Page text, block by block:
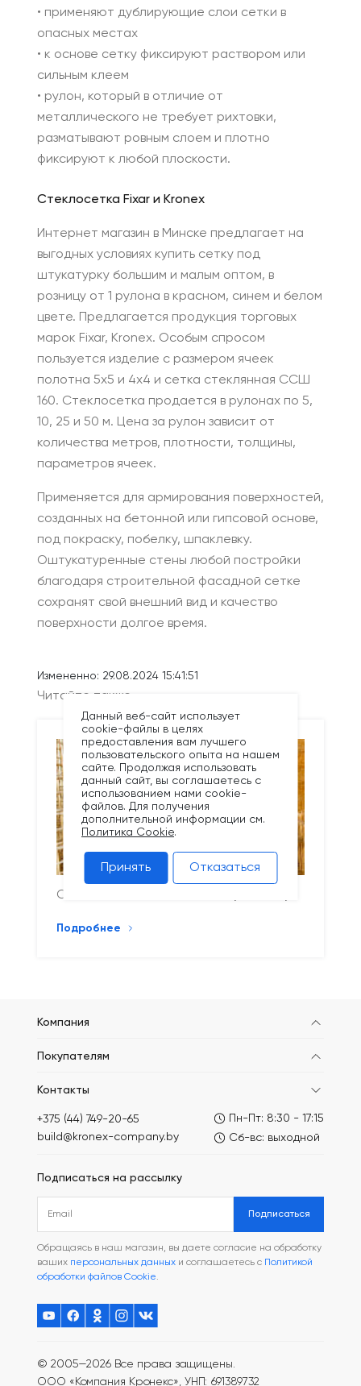
• применяют дублирующие слои сетки в
опасных местах
• к основе сетку фиксируют раствором или
сильным клеем
• рулон, который в отличие от
металлического не требует рихтовки,
разматывают ровным слоем и плотно
фиксируют к любой плоскости.
Стеклосетка Fixar и Kronex
Интернет магазин в Минске предлагает на
выгодных условиях купить сетку под
штукатурку большим и малым оптом, в
розницу от 1 рулона в красном, синем и белом
цвете. Предлагается продукция торговых
марок Fixar, Kronex. Особым спросом
пользуется изделие с размером ячеек
полотна 5х5 и 4х4 и сетка стеклянная ССШ
160. Стеклосетка продается в рулонах по 5,
10, 25 и 50 м. Цена за рулон зависит от
количества метров, плотности, толщины,
параметров ячеек.
Применяется для армирования поверхностей,
созданных на бетонной или гипсовой основе,
под покраску, побелку, шпаклевку.
Оштукатуренные стены любой постройки
благодаря строительной фасадной сетке
сохранят свой внешний вид и качество
поверхности долгое время.
Измененно: 29.08.2024 15:41:51
Читайте также
Снижение цен на композитную сетку!
Подробнее
Компания
Покупателям
Контакты
+375 (44) 749-20-65
build@kronex-company.by
Пн-Пт: 8:30 - 17:15
Сб-вс: выходной
Подписаться на рассылку
Подписаться
Обращаясь в наш магазин, вы даете согласие на обработку
ваших персональных данных и соглашаетесь с Политикой
обработки файлов Cookie.
© 2005—2026 Все права защищены.
ООО «Компания Кронекс», УНП: 691389732
Данный веб-сайт использует
cookie-файлы в целях
предоставления вам лучшего
пользовательского опыта на нашем
сайте. Продолжая использовать
данный сайт, вы соглашаетесь с
использованием нами cookie-
файлов. Для получения
дополнительной информации см.
Политика Cookie.
Принять Отказаться